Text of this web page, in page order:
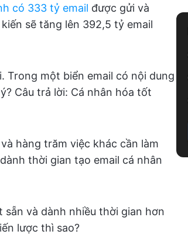
có 333 tỷ email được gửi và
sẽ tăng lên 392,5 tỷ email
Trong một biển email có nội dung
Câu trả lời: Cá nhân hóa tốt
hàng trăm việc khác cần làm
thời gian tạo email cá nhân
và dành nhiều thời gian hơn
lược thì sao?